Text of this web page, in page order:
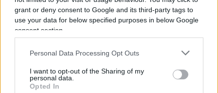
grant or deny consent to Google and its third-party tags to
use your data for below specified purposes in below Google
consent section.
Personal Data Processing Opt Outs
I want to opt-out of the Sharing of my
personal data.
Opted In
comitato consultivo indipendente
commissionato dall’FDA aveva concluso che
non vi era sufficiente prova dell’efficacia del
La decisione dell’ente americano potrebbe essere
giustificata dalla mancanza di trattamenti